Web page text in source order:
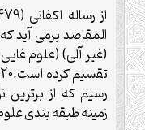
المقاصد برمى آيد
(غير آلى) (علوم
رسيم كه از
زمينه طبقه بندى